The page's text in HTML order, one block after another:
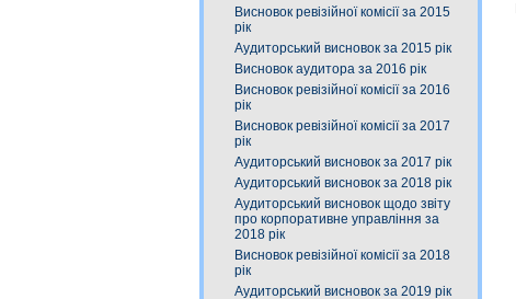
Висновок ревізійної комісії за 2015
рік
Аудиторський висновок за 2015 рік
Висновок аудитора за 2016 рік
Висновок ревізійної комісії за 2016
рік
Висновок ревізійної комісії за 2017
рік
Аудиторський висновок за 2017 рік
Аудиторський висновок за 2018 рік
Аудиторський висновок щодо звіту
про корпоративне управління за
2018 рік
Висновок ревізійної комісії за 2018
рік
Аудиторський висновок за 2019 рік